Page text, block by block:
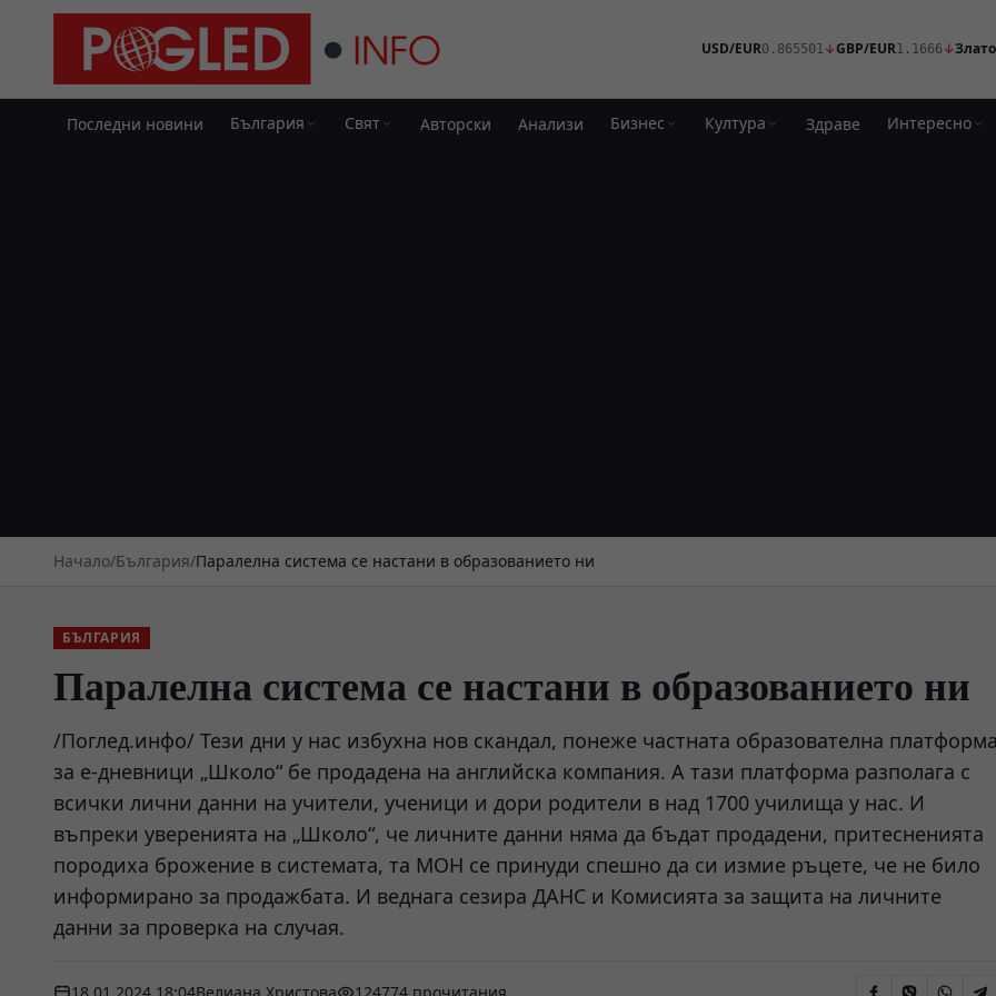
USD/EUR0.865501↓GBP/EUR1.1666↓Злато
Последни новини България Свят Авторски Анализи Бизнес Култура Здраве Интересно
Начало/България/Паралелна система се настани в образованието ни
БЪЛГАРИЯ
Паралелна система се настани в образованието ни
/Поглед.инфо/ Тези дни у нас избухна нов скандал, понеже частната образователна
за е-дневници „Школо“ бе продадена на английска компания. А тази платформа разполага с
всички лични данни на учители, ученици и дори родители в над 1700 училища у нас. И
въпреки уверенията на „Школо“, че личните данни няма да бъдат продадени, притесненията
породиха брожение в системата, та МОН се принуди спешно да си измие ръцете, че не било
информирано за продажбата. И веднага сезира ДАНС и Комисията за защита на личните
данни за проверка на случая.